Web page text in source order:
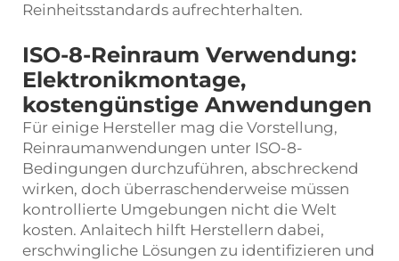
Reinheitsstandards aufrechterhalten.
ISO-8-Reinraum Verwendung:
Elektronikmontage,
kostengünstige Anwendungen
Für einige Hersteller mag die Vorstellung,
Reinraumanwendungen unter ISO-8-
Bedingungen durchzuführen, abschreckend
wirken, doch überraschenderweise müssen
kontrollierte Umgebungen nicht die Welt
kosten. Anlaitech hilft Herstellern dabei,
erschwingliche Lösungen zu identifizieren und